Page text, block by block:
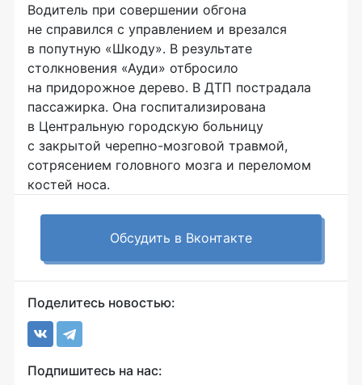
Водитель при совершении обгона
не справился с управлением и врезался
в попутную «Шкоду». В результате
столкновения «Ауди» отбросило
на придорожное дерево. В ДТП пострадала
пассажирка. Она госпитализирована
в Центральную городскую больницу
с закрытой черепно-мозговой травмой,
сотрясением головного мозга и переломом
костей носа.
Обсудить в Вконтакте
Поделитесь новостью:
Подпишитесь на нас: